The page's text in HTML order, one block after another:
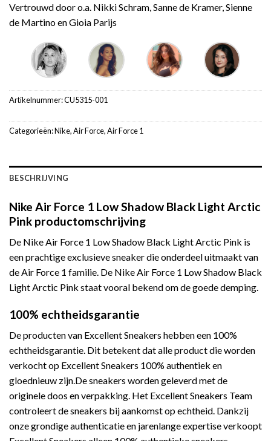
Vertrouwd door o.a. Nikki Schram, Sanne de Kramer, Sienne
de Martino en Gioia Parijs
Artikelnummer:CU5315-001
Categorieën:Nike,Air Force,Air Force 1
BESCHRIJVING
Nike Air Force 1 Low Shadow Black Light Arctic
Pink productomschrijving
De Nike Air Force 1 Low Shadow Black Light Arctic Pink is
een prachtige exclusieve sneaker die onderdeel uitmaakt van
de Air Force 1 familie. De Nike Air Force 1 Low Shadow Black
Light Arctic Pink staat vooral bekend om de goede demping.
100% echtheidsgarantie
De producten van Excellent Sneakers hebben een 100%
echtheidsgarantie. Dit betekent dat alle product die worden
verkocht op Excellent Sneakers 100% authentiek en
gloednieuw zijn.De sneakers worden geleverd met de
originele doos en verpakking. Het Excellent Sneakers Team
controleert de sneakers bij aankomst op echtheid. Dankzij
onze grondige authenticatie en jarenlange expertise verkoopt